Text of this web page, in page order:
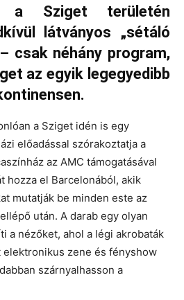
a Sziget területén
látványos „sétáló
csak néhány program,
az egyik legegyedibb
a Sziget idén is egy
előadással szórakoztatja a
az AMC támogatásával
hozza el Barcelonából, akik
mutatják be minden este az
után. A darab egy olyan
a nézőket, ahol a légi akrobaták
zene és fényshow
szárnyalhasson a